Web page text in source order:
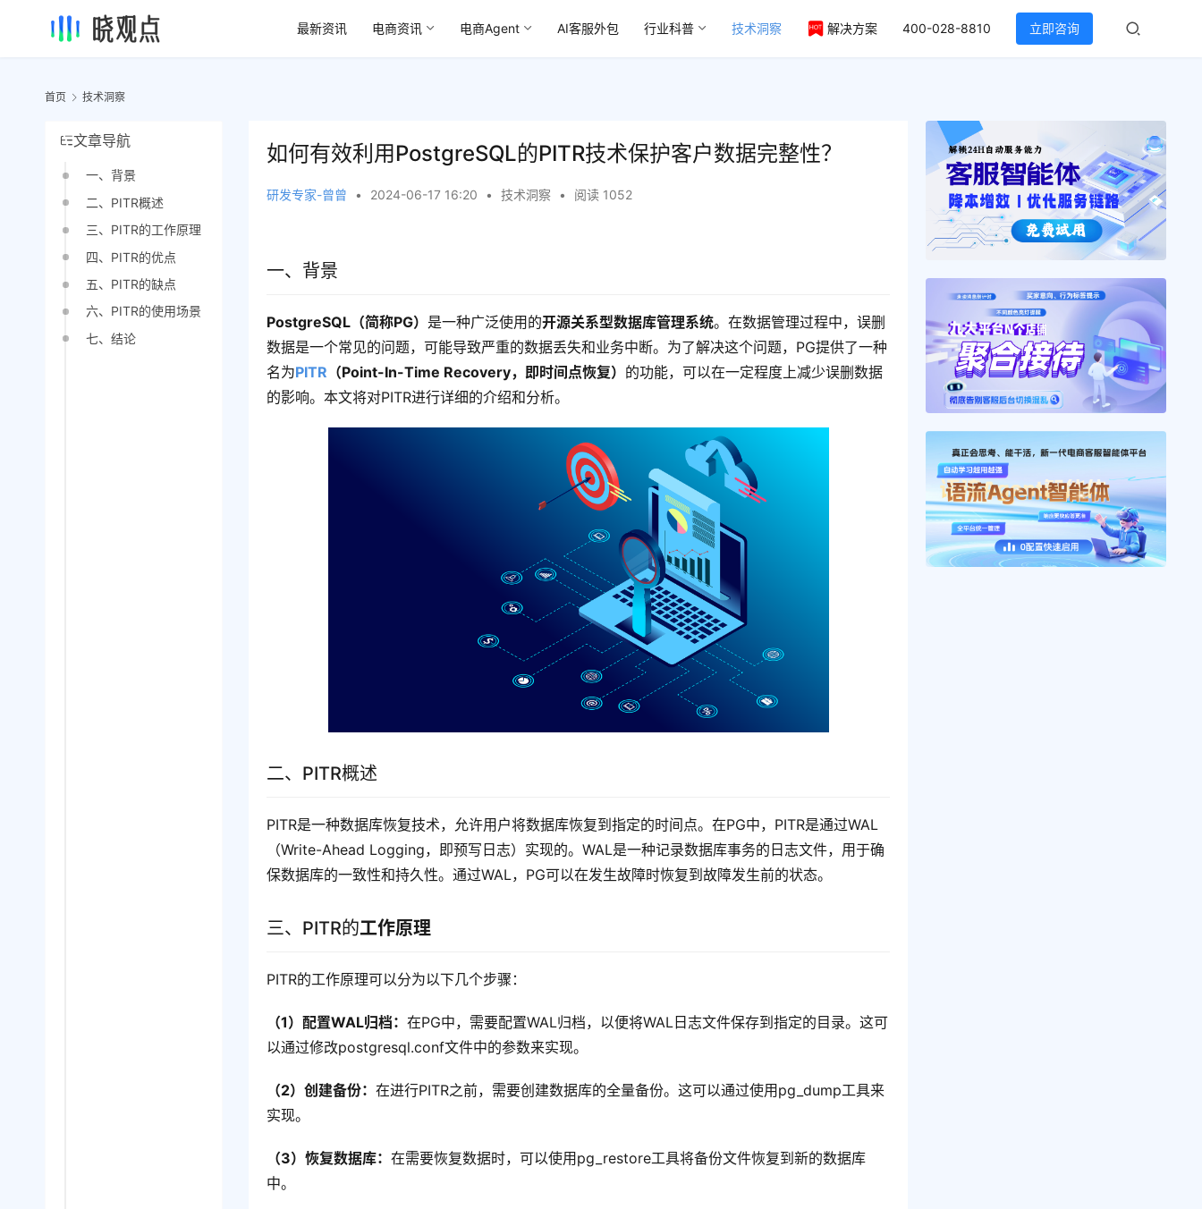
最新资讯 电商资讯 电商Agent AI客服外包 行业科普 技术洞察 解决方案 400-028-8810 立即咨询
首页 技术洞察
文章导航
一、背景
二、PITR概述
三、PITR的工作原理
四、PITR的优点
五、PITR的缺点
六、PITR的使用场景
七、结论
如何有效利用PostgreSQL的PITR技术保护客户数据完整性？
研发专家-曾曾 • 2024-06-17 16:20 • 技术洞察 • 阅读 1052
一、背景
PostgreSQL（简称PG） 是一种广泛使用的开源关系型数据库管理系统。在数据管理过程中，误删
数据是一个常见的问题，可能导致严重的数据丢失和业务中断。为了解决这个问题，PG提供了一种
名为PITR （Point-In-Time Recovery，即时间点恢复） 的功能，可以在一定程度上减少误删数据
的影响。本文将对PITR进行详细的介绍和分析。
二、PITR概述
PITR是一种数据库恢复技术，允许用户将数据库恢复到指定的时间点。在PG中，PITR是通过WAL
（Write-Ahead Logging，即预写日志）实现的。WAL是一种记录数据库事务的日志文件，用于确
保数据库的一致性和持久性。通过WAL，PG可以在发生故障时恢复到故障发生前的状态。
三、PITR的工作原理
PITR的工作原理可以分为以下几个步骤：
（1）配置WAL归档：在PG中，需要配置WAL归档，以便将WAL日志文件保存到指定的目录。这可
以通过修改postgresql.conf文件中的参数来实现。
（2）创建备份：在进行PITR之前，需要创建数据库的全量备份。这可以通过使用pg_dump工具来
实现。
（3）恢复数据库：在需要恢复数据时，可以使用pg_restore工具将备份文件恢复到新的数据库
中。